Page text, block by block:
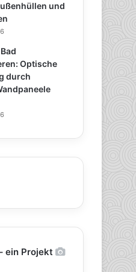
und
Optische
durch
ein Projekt